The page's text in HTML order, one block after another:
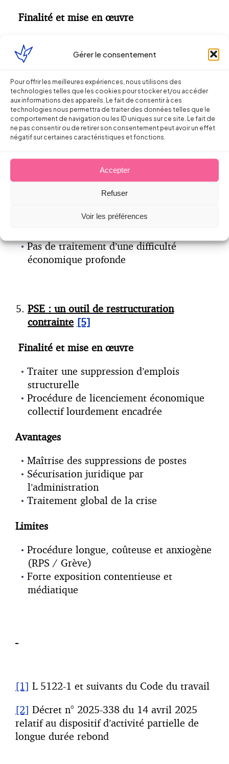
Gérer le consentement
Pour offrir les meilleures expériences, nous utilisons des
technologies telles que les cookies pour stocker et/ou accéder
aux informations des appareils. Le fait de consentir à ces
technologies nous permettra de traiter des données telles que le
comportement de navigation ou les ID uniques sur ce site. Le fait de
ne pas consentir ou de retirer son consentement peut avoir un effet
négatif sur certaines caractéristiques et fonctions.
Accepter
Refuser
Voir les préférences
Finalité et mise en œuvre
économique sur la base d’un départ
Mise en oeuvre par accord d’entreprise,
puis contrôle de l’administration
(DREETS)
Avantages
Risque social plus faible
Risque contentieux limité (important)
Aléa sur le nombreetles profils des
Pas de traitement d’une difficulté
économique profonde
PSE : un outil de restructuration
contrainte [5]
Finalité et mise en œuvre
Traiter une suppression d’emplois
structurelle
Procédure de licenciement économique
collectif lourdement encadrée
Avantages
Maîtrise des suppressions de postes
Sécurisation juridique par
l’administration
Traitement global de la crise
Limites
Procédure longue, coûteuse et anxiogène
(RPS / Grève)
Forte exposition contentieuse et
médiatique
[1] L 5122-1 et suivants du Code du travail
[2] Décret n° 2025-338 du 14 avril 2025
relatif au dispositif d’activité partielle de
longue durée rebond